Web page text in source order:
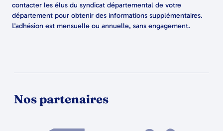
contacter les élus du syndicat départemental de votre
département pour obtenir des informations supplémentaires.
L'adhésion est mensuelle ou annuelle, sans engagement.
Nos partenaires